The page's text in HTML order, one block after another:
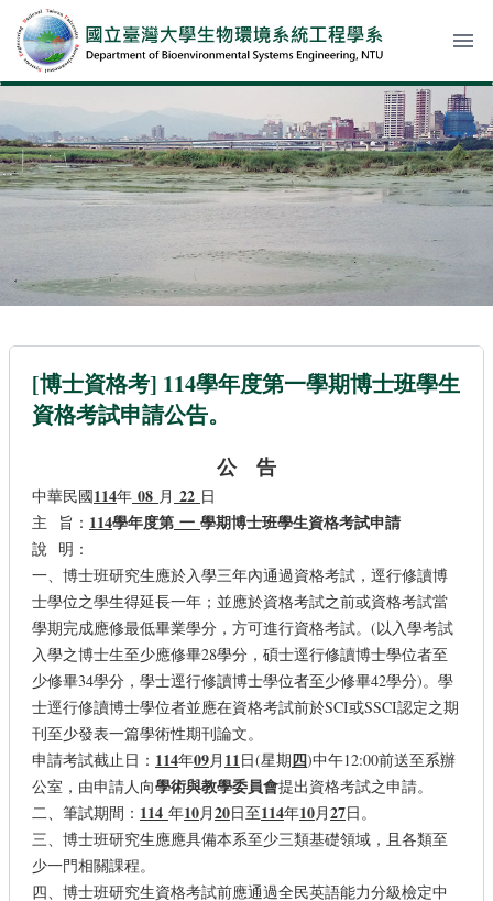
menu
[博士資格考] 114學年度第一學期博士班學生
資格考試申請公告。
公 告
中華民國114年 08 月 22 日
主 旨： 114學年度第 一 學期博士班學生資格考試申請
說 明：
一、博士班研究生應於入學三年內通過資格考試，逕行修讀博
士學位之學生得延長一年；並應於資格考試之前或資格考試當
學期完成應修最低畢業學分，方可進行資格考試。(以入學考試
入學之博士生至少應修畢28學分，碩士逕行修讀博士學位者至
少修畢34學分，學士逕行修讀博士學位者至少修畢42學分)。學
士逕行修讀博士學位者並應在資格考試前於SCI或SSCI認定之期
刊至少發表一篇學術性期刊論文。
申請考試截止日： 114年09月 11日(星期四)中午12:00前送至系辦
公室，由申請人向學術與教學委員會提出資格考試之申請。
二、筆試期間： 114 年10月20日至114年10月27日。
三、博士班研究生應應具備本系至少三類基礎領域，且各類至
少一門相關課程。
四、博士班研究生資格考試前應通過全民英語能力分級檢定中